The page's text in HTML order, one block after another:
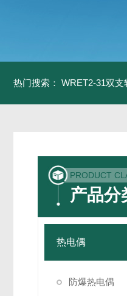
热门搜索： WRET2-31双支
PRODUCT
产品分
热电偶
防爆热电偶